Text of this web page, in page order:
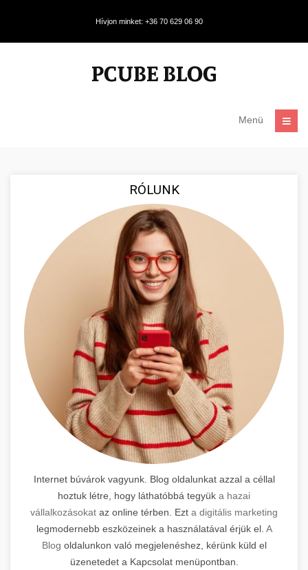
Hívjon minket: +36 70 629 06 90
Menü
RÓLUNK
Internet búvárok vagyunk. Blog oldalunkat azzal a céllal
hoztuk létre, hogy láthatóbbá tegyük a hazai
vállalkozásokat az online térben. Ezt a digitális marketing
legmodernebb eszközeinek a használatával érjük el. A
Blog oldalunkon való megjelenéshez, kérünk küld el
üzenetedet a Kapcsolat menüpontban.